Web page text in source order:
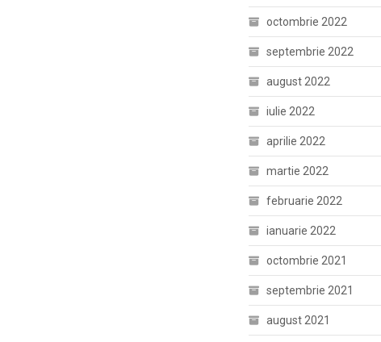
octombrie 2022
septembrie 2022
august 2022
iulie 2022
aprilie 2022
martie 2022
februarie 2022
ianuarie 2022
octombrie 2021
septembrie 2021
august 2021